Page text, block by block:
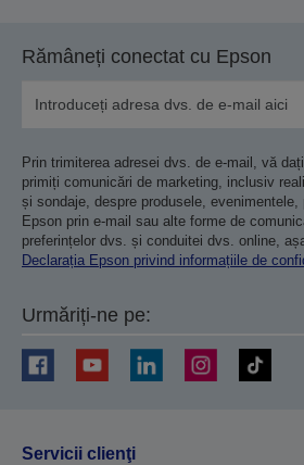
Rămâneți conectat cu Epson
Prin trimiterea adresei dvs. de e-mail, vă
primiți comunicări de marketing, inclusiv
și sondaje, despre produsele,
Epson prin e-mail sau alte forme de
preferințelor dvs. și conduitei dvs. online,
Declarația Epson privind informațiile de
Urmăriți-ne pe:
Servicii clienţi